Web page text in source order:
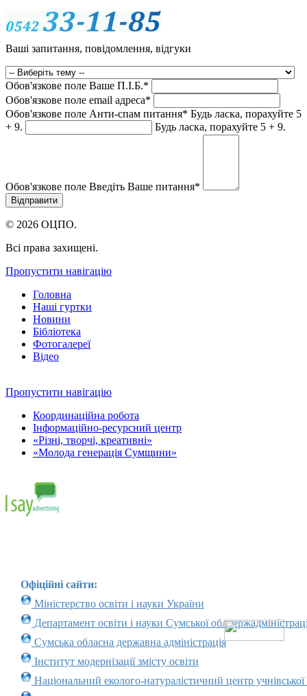
Ваші запитання, повідомлення, відгуки
Обов'язкове поле Ваше П.I.Б.*
Обов'язкове поле email адреса*
Обов'язкове поле Анти-спам питання* Будь ласка, порахуйте 5
+ 9.
Будь ласка, порахуйте 5 + 9.
Обов'язкове поле Введіть Ваше питання*
© 2026 ОЦПО.
Всі права захищені.
Пропустити навігацію
Головна
Наші гуртки
Новини
Бібліотека
Фотогалереї
Відео
Пропустити навігацію
Координаційна робота
Інформаційно-ресурсний центр
«Різні, творчі, креативні»
«Молода генерація Сумщини»
Офіційні сайти:
Міністерство освіти і науки України
Департамент освіти і науки Сумської
Сумська обласна державна адміністрація
Інститут модернізації змісту освіти
Національний еколого-натуралістичний центр учнівської